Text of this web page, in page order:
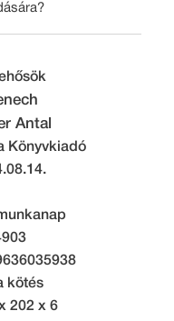
Antal
Könyvkiadó
kötés
202 x 6